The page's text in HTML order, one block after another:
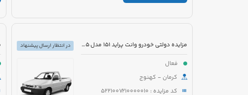
مزایده دولتی خودرو وانت پراید 151 مدل 1395 رنگ سفید
فعال
کرمان - کهنوج
کد مزایده : 5221007210000010
در انتظار ارسال پیشنهاد